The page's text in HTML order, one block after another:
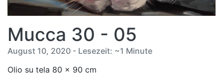
Mucca 30 - 05
August 10, 2020 - Lesezeit: ~1 Minute
Olio su tela 80 x 90 cm